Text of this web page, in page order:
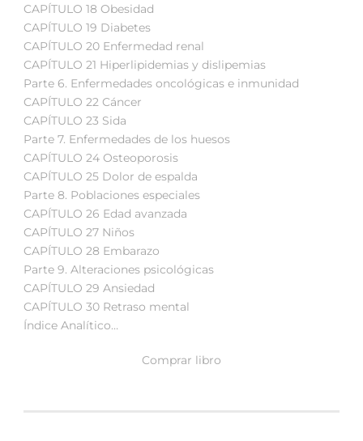
CAPÍTULO 18 Obesidad
CAPÍTULO 19 Diabetes
CAPÍTULO 20 Enfermedad renal
CAPÍTULO 21 Hiperlipidemias y dislipemias
Parte 6. Enfermedades oncológicas e inmunidad
CAPÍTULO 22 Cáncer
CAPÍTULO 23 Sida
Parte 7. Enfermedades de los huesos
CAPÍTULO 24 Osteoporosis
CAPÍTULO 25 Dolor de espalda
Parte 8. Poblaciones especiales
CAPÍTULO 26 Edad avanzada
CAPÍTULO 27 Niños
CAPÍTULO 28 Embarazo
Parte 9. Alteraciones psicológicas
CAPÍTULO 29 Ansiedad
CAPÍTULO 30 Retraso mental
Índice Analítico…
Comprar libro